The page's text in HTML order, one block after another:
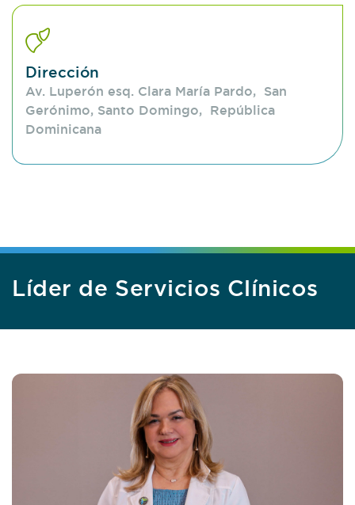
dolor y la inflamación, asegurando un
acompañamiento integral a lo largo del proceso de
atención.
Dirección
Av. Luperón esq. Clara María Pardo, San
Gerónimo, Santo Domingo, República
Dominicana
Líder de Servicios Clínicos